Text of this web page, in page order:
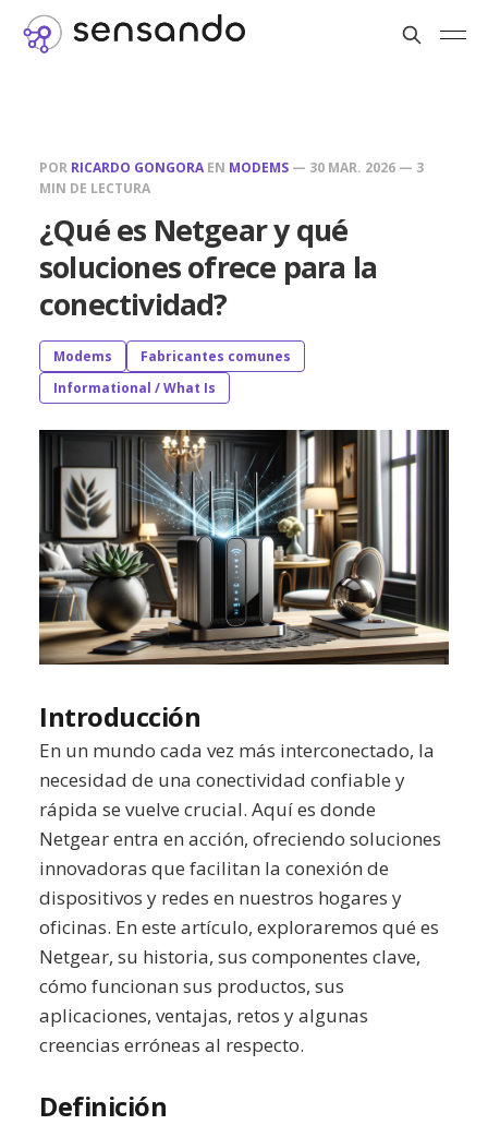
POR RICARDO GONGORA EN MODEMS — 30 MAR. 2026 — 3
MIN DE LECTURA
¿Qué es Netgear y qué
soluciones ofrece para la
conectividad?
Modems
Fabricantes comunes
Informational / What Is
Introducción
En un mundo cada vez más interconectado, la
necesidad de una conectividad confiable y
rápida se vuelve crucial. Aquí es donde
Netgear entra en acción, ofreciendo soluciones
innovadoras que facilitan la conexión de
dispositivos y redes en nuestros hogares y
oficinas. En este artículo, exploraremos qué es
Netgear, su historia, sus componentes clave,
cómo funcionan sus productos, sus
aplicaciones, ventajas, retos y algunas
creencias erróneas al respecto.
Definición